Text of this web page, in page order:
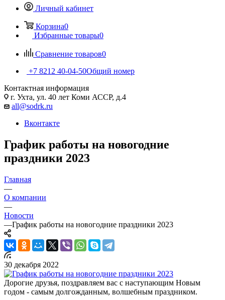
Личный кабинет
Корзина0
Избранные товары0
Сравнение товаров0
+7 8212 40-04-50Общий номер
Контактная информация
г. Ухта, ул. 40 лет Коми АССР, д.4
all@sodrk.ru
Вконтакте
График работы на новогодние
праздники 2023
Главная
—
О компании
—
Новости
—График работы на новогодние праздники 2023
30 декабря 2022
Дорогие друзья, поздравляем вас с наступающим Новым
годом - самым долгожданным, волшебным праздником.